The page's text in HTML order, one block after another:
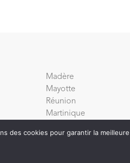
Madère
Mayotte
Réunion
Martinique
des cookies pour garantir la